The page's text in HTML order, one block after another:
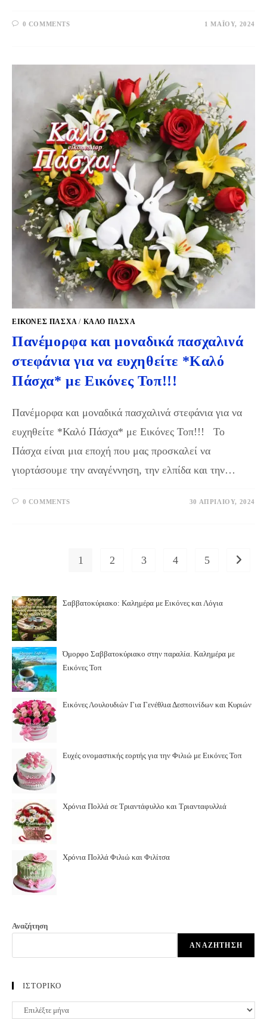
0 COMMENTS 1 ΜΑΪ́ΟΥ, 2024
ΕΙΚΟΝΕΣ ΠΑΣΧΑ/ ΚΑΛΌ ΠΆΣΧΑ
Πανέμορφα και μοναδικά πασχαλινά
στεφάνια για να ευχηθείτε *Καλό
Πάσχα* με Εικόνες Τοπ!!!
Πανέμορφα και μοναδικά πασχαλινά στεφάνια για να
ευχηθείτε *Καλό Πάσχα* με Εικόνες Τοπ!!! Το
Πάσχα είναι μια εποχή που μας προσκαλεί να
γιορτάσουμε την αναγέννηση, την ελπίδα και την…
0 COMMENTS 30 ΑΠΡΙΛΊΟΥ, 2024
1 2 3 4 5 Go to
Σαββατοκύριακο: Καλημέρα με Εικόνες και Λόγια
Όμορφο Σαββατοκύριακο στην παραλία. Καλημέρα με
Εικόνες Τοπ
Εικόνες Λουλουδιών Για Γενέθλια Δεσποινίδων και Κυριών
Ευχές ονομαστικής εορτής για την Φιλιώ με Εικόνες Τοπ
Χρόνια Πολλά σε Τριαντάφυλλο και Τριανταφυλλιά
Χρόνια Πολλά Φιλιώ και Φιλίτσα
Αναζήτηση
ΑΝΑΖΉΤΗΣΗ
ΙΣΤΟΡΙΚΟ
ΙΣΤΟΡΙΚΟ